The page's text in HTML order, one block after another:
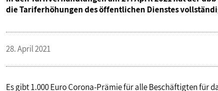
die Tariferhöhungen des öffentlichen Dienstes
28. April 2021
Es gibt 1.000 Euro Corona-Prämie für alle Beschäftigten für